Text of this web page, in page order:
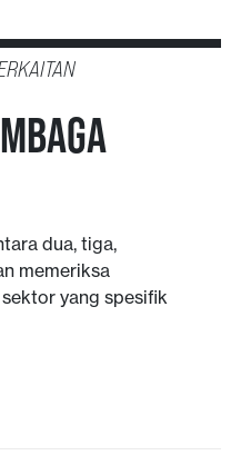
dua, tiga,
memeriksa
yang spesifik